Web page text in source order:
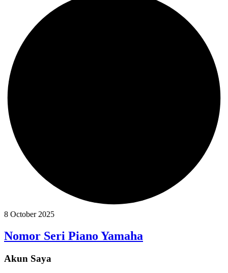
8 October 2025
Nomor Seri Piano Yamaha
Akun Saya